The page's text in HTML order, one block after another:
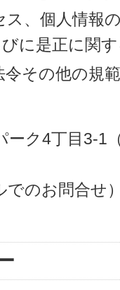
、個人情報
に是正に関
その他の規
ーク4丁目3-1
でのお問合せ